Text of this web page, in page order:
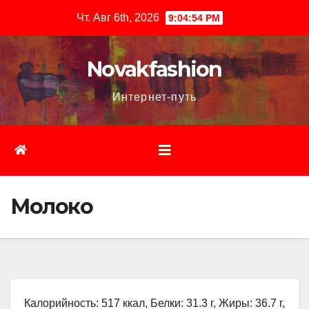
содержимому
Чт. Авг 6th, 2026 9:04:55 PM
Novakfashion
Интернет-путь
Молоко
Калорийность: 517 ккал, Белки: 31.3 г, Жиры: 36.7 г,